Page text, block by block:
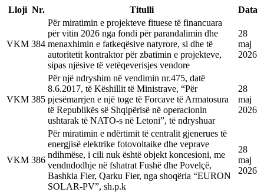
Lloji Nr. Titulli Data
VKM 384
Për miratimin e projekteve fituese të financuara
për vitin 2026 nga fondi për parandalimin dhe
menaxhimin e fatkeqësive natyrore, si dhe të
autoritetit kontraktor për zbatimin e projekteve,
sipas njësive të vetëqeverisjes vendore
28
maj
2026
VKM 385
Për një ndryshim në vendimin nr.475, datë
8.6.2017, të Këshillit të Ministrave, “Për
pjesëmarrjen e një toge të Forcave të Armatosura
të Republikës së Shqipërisë në operacionin
ushtarak të NATO-s në Letoni”, të ndryshuar
28
maj
2026
VKM 386
Për miratimin e ndërtimit të centralit gjenerues të
energjisë elektrike fotovoltaike dhe veprave
ndihmëse, i cili nuk është objekt koncesioni, me
vendndodhje në fshatrat Fushë dhe Povelçë,
Bashkia Fier, Qarku Fier, nga shoqëria “EURON
SOLAR-PV”, sh.p.k
28
maj
2026